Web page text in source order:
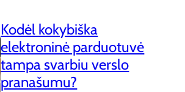
Kodėl kokybiška
elektroninė parduotuvė
tampa svarbiu verslo
pranašumu?